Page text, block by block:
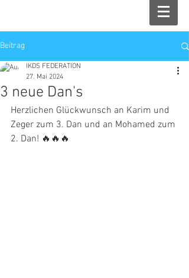
Beitrag
3 neue Dan's
IKDS FEDERATION
27. Mai 2024
Herzlichen Glückwunsch an Karim und
Zeger zum 3. Dan und an Mohamed zum
2. Dan! 🔥🔥🔥